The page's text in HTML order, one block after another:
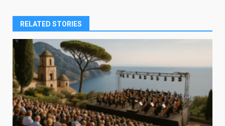
RELATED STORIES